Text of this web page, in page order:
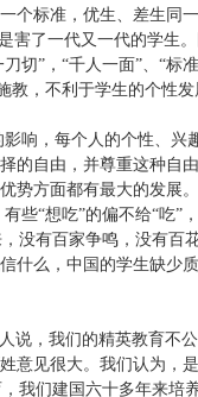
个标准，优生、差生同
害了一代又一代的学
切”，“千人一面”、“
教，不利于学生的个性
响，每个人的个性、
的自由，并尊重这种
势方面都有最大的发展
些“想吃”的偏不给“吃”，
没有百家争鸣，没有
什么，中国的学生缺少
说，我们的精英教育
意见很大。我们认为，
我们建国六十多年来